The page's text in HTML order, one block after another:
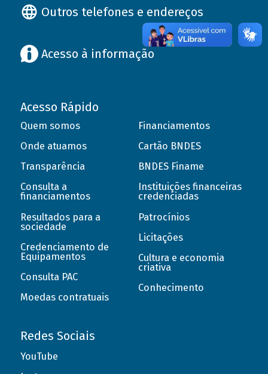
Outros telefones e endereços
Acesso à informação
Acesso Rápido
Quem somos
Onde atuamos
Transparência
Consulta a
financiamentos
Resultados para a
sociedade
Credenciamento de
Equipamentos
Consulta PAC
Moedas contratuais
Financiamentos
Cartão BNDES
BNDES Finame
Instituições financeiras
credenciadas
Patrocínios
Licitações
Cultura e economia
criativa
Conhecimento
Redes Sociais
YouTube